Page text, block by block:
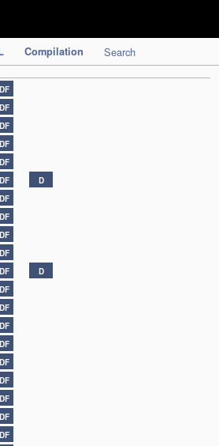
Compilation Search
D
D